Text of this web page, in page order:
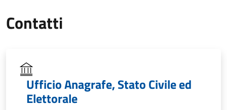
Contatti
Ufficio Anagrafe, Stato Civile ed
Elettorale